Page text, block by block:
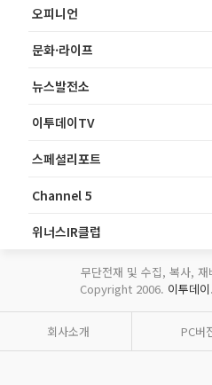
오피니언
문화·라이프
뉴스발전소
이투데이TV
스페셜리포트
Channel 5
위너스IR클럽
무단전재 및 수집, 복사,
Copyright 2006. 이투데이
회사소개 PC버